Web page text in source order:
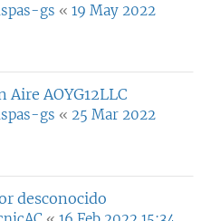
gs « 19 May 2022
AOYG12LLC
gs « 25 Mar 2022
desconocido